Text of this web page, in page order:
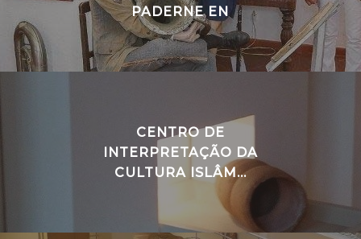
PADERNE EN
CENTRO DE
INTERPRETAÇÃO DA
CULTURA ISLÂM...